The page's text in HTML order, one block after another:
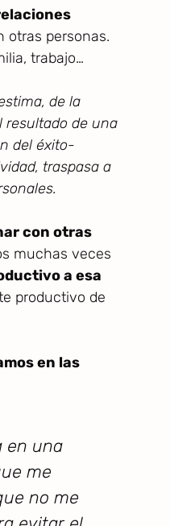
otras personas.
trabajo…
de la
resultado de una
del éxito-
traspasa a
con otras
muchas veces
a esa
productivo de
en las
en una
me
no me